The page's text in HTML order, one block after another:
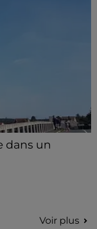
dans un
Voir plus